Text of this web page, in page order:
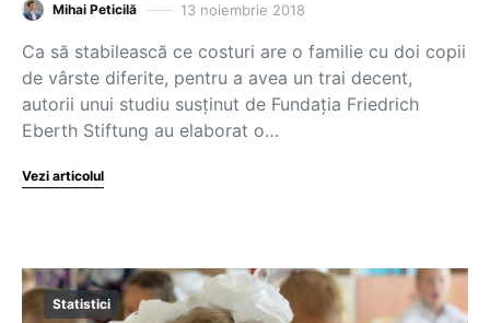
Mihai Peticilă 13 noiembrie 2018
Ca să stabilească ce costuri are o familie cu doi copii
de vârste diferite, pentru a avea un trai decent,
autorii unui studiu susținut de Fundația Friedrich
Eberth Stiftung au elaborat o…
Vezi articolul
Statistici